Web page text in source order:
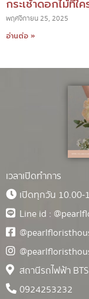
กระเช้าดอกไม้ที่ใ
พฤศจิกายน 25, 2025
อ่านต่อ »
เวลาเปิดทำการ
เปิดทุกวัน 10.00-
Line id :
สถานีรถไฟฟ้า
0924253232